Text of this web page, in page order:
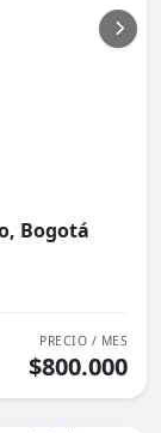
Bogotá
PRECIO / MES
$800.000